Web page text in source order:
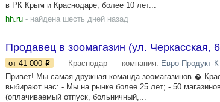
в РК Крым и Краснодаре, более 10 лет...
hh.ru - найдена шесть дней назад
Продавец в зоомагазин (ул. Черкасская,
от 41 000 Краснодар компания: Евро-Продукт-К
Привет! Мы самая дружная команда зоомагазинов �
выбирают нас: - Мы на рынке более 25 лет; - 50
(оплачиваемый отпуск, больничный,...